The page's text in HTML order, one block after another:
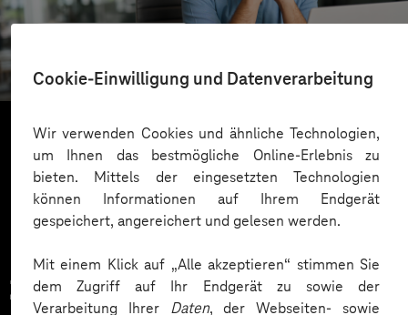
Cookie-Einwilligung und Datenverarbeitung
Wir verwenden Cookies und ähnliche Technologien,
um Ihnen das bestmögliche Online-Erlebnis zu
bieten. Mittels der eingesetzten Technologien
können Informationen auf Ihrem Endgerät
gespeichert, angereichert und gelesen werden.
Mit einem Klick auf „Alle akzeptieren“ stimmen Sie
dem Zugriff auf Ihr Endgerät zu sowie der
Verarbeitung Ihrer Daten, der Webseiten- sowie
Cloudbasierter Kundenservice
Mehr laden
Zahlreiche Unternehmen